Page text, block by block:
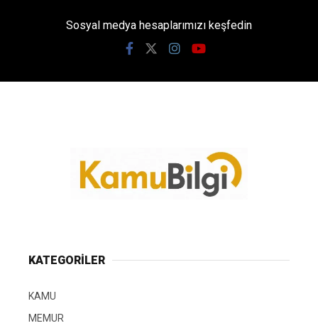
Sosyal medya hesaplarımızı keşfedin
KATEGORİLER
KAMU
MEMUR